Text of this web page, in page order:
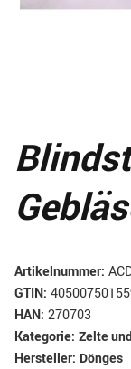
Artikelnummer:
GTIN:
HAN: 270703
Kategorie: Zelte
Hersteller: Dönges